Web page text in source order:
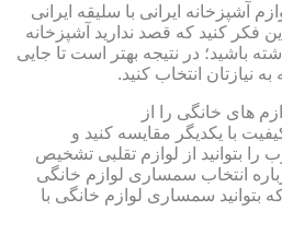
آشپزخانه ایرانی با سلیقه ایرانی
فکر کنید که قصد ندارید آشپزخانه
باشید؛ در نتیجه بهتر است تا جایی
نیازتان انتخاب کنید.
های خانگی را از
با یکدیگر مقایسه کنید و
بتوانید از لوازم تقلبی تشخیص
انتخاب سمساری لوازم خانگی
بتوانید سمساری لوازم خانگی با